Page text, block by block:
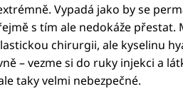
Vypadá jako by se
s tím ale nedokáže přestat.
chirurgii, ale kyselinu
– vezme si do ruky injekci a
taky velmi nebezpečné.